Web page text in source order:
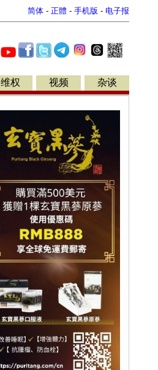
简体 - 正體 - 手机版 - 电子报
维权 视频 杂谈